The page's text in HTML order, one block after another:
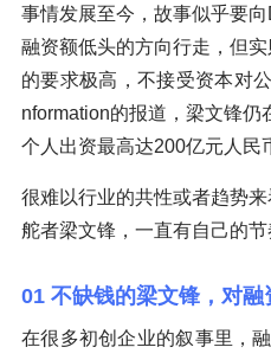
事情发展至今，故事似乎要
融资额低头的方向行走，但
的要求极高，不接受资本对
nformation的报道，梁文锋
个人出资最高达200亿元人民
很难以行业的共性或者趋势
舵者梁文锋，一直有自己的节
01 不缺钱的梁文锋，对融
在很多初创企业的叙事里，